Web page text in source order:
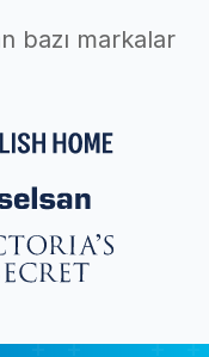
bazı markalar